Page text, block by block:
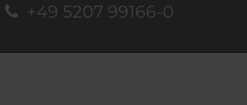
+49 5207 99166-0